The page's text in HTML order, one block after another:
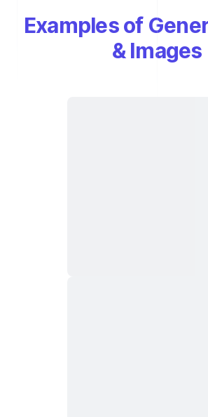
Examples of
& Images